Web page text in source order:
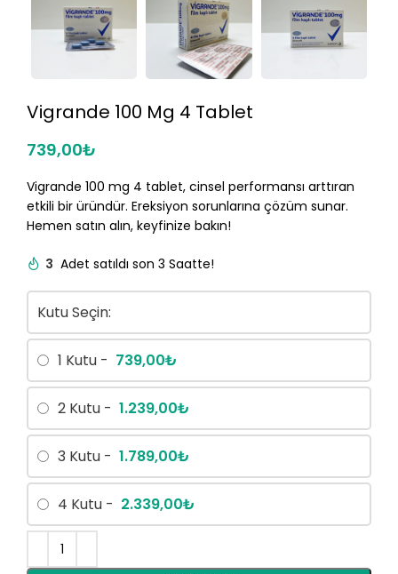
Vigrande 100 Mg 4 Tablet
739,00₺
Vigrande 100 mg 4 tablet, cinsel performansı arttıran
etkili bir üründür. Ereksiyon sorunlarına çözüm sunar.
Hemen satın alın, keyfinize bakın!
3 Adet satıldı son 3 Saatte!
Kutu Seçin:
1 Kutu - 739,00₺
2 Kutu - 1.239,00₺
3 Kutu - 1.789,00₺
4 Kutu - 2.339,00₺